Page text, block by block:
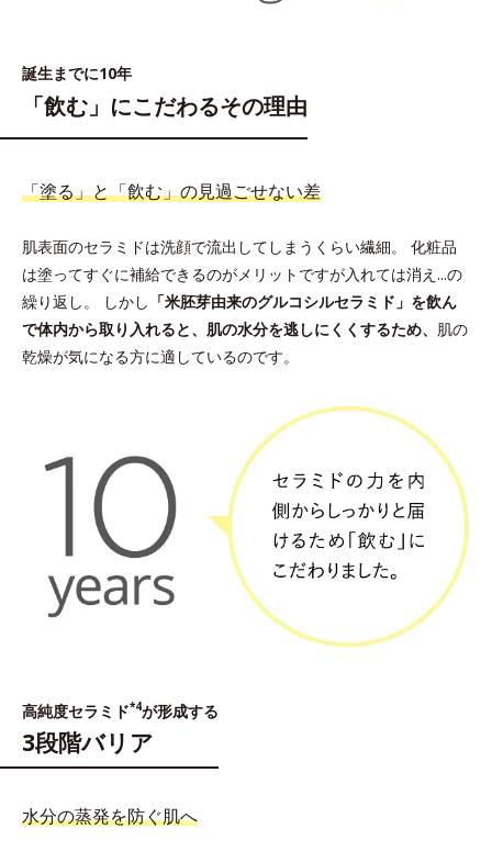
誕生までに10年
「飲む」にこだわるその理由
「塗る」と「飲む」の見過ごせない差
肌表面のセラミドは洗顔で流出してしまうくらい繊細。
化粧品
は塗ってすぐに補給できるのがメリットですが入れては消え...の
繰り返し。 しかし 「米胚芽由来のグルコシルセラミド」を飲ん
で体内から取り入れると、肌の水分を逃しにくくするため、 肌の
乾燥が気になる方に適しているのです。
高純度セラミド*4が形成する
3段階バリア
水分の蒸発を防ぐ肌へ